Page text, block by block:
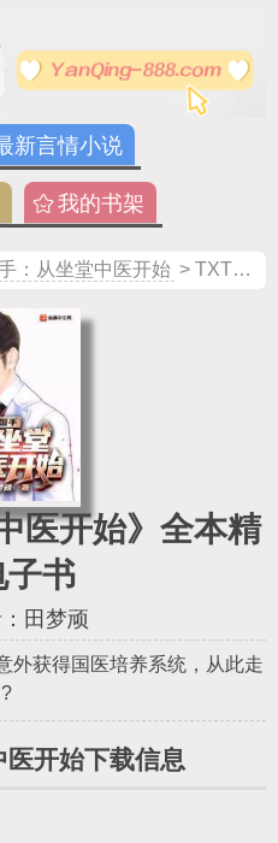
新言情小说
我的书架
：从坐堂中医开始 > TXT电子书下载
医开始》全本精
子书
田梦顽
外获得国医培养系统，从此走
医开始下载信息